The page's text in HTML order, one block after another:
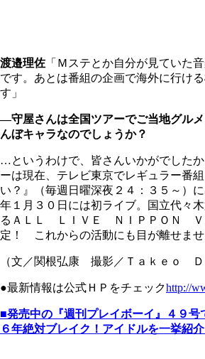
渡邉理佐 「Ｍステとか自分が見ていた
です。あとは番組の企画で海外に行け
す」
―守屋さんは全国ツアーでご当地グル
んぼキャラなのでしょうか？
…というわけで、皆さんいかがでした
ーは現在、テレビ東京でレギュラー番
い？』（毎週日曜深夜２４：３５～）
年１月３０日には初ライブ。国立代々
るＡＬＬ ＬＩＶＥ ＮＩＰＰＯＮ Ｖ
定！ これからの活動にも目が離せませ
（文／関根弘康 撮影／Ｔａｋｅｏ Ｄ
●最新情報は公式ＨＰをチェックhttp://
■発売中の『週刊プレイボーイ』４９号
６年絶対ブレイク！アイドルを一挙紹介